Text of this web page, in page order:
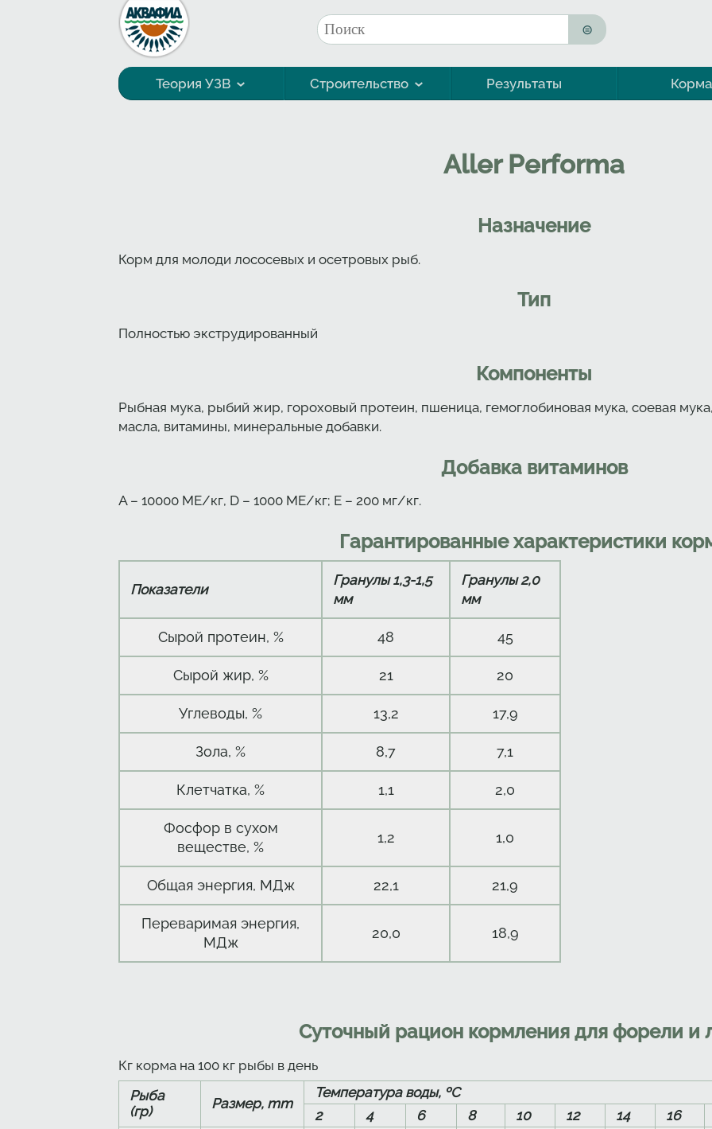
Перейти к основному содержанию
Форма поиска
Поиск
Теория УЗВ Строительство Результаты Корма
Aller Performa
Назначение
Корм для молоди лососевых и осетровых рыб.
Тип
Полностью экструдированный
Компоненты
Рыбная мука, рыбий жир, гороховый протеин, пшеница, гемоглобиновая мука, соевая
масла, витамины, минеральные добавки.
Добавка витаминов
А – 10000 МЕ/кг, D – 1000 ME/кг; Е – 200 мг/кг.
Гарантированные характеристики
Показатели
Гранулы 1,3-1,5
мм
Гранулы 2,0
мм
Сырой протеин, % 48 45
Сырой жир, % 21 20
Углеводы, % 13,2 17,9
Зола, % 8,7 7,1
Клетчатка, % 1,1 2,0
Фосфор в сухом
веществе, %
1,2 1,0
Общая энергия, МДж 22,1 21,9
Переваримая энергия,
МДж
20,0 18,9
Суточный рацион кормления для форели и
Кг корма на 100 кг рыбы в день
Рыба
(гр)
Размер, mm
Температура воды, ºС
2
4 6 8 10 12 14 16